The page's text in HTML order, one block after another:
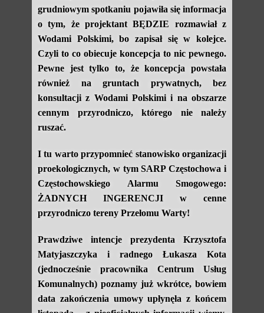
grudniowym spotkaniu pojawiła się informacja
o tym, że projektant BĘDZIE rozmawiał z
Wodami Polskimi, bo zapisał się w kolejce.
Czyli to co obiecuje koncepcja to nic pewnego.
Pewne jest tylko to, że koncepcja powstała
również na gruntach prywatnych, bez
konsultacji z Wodami Polskimi i na obszarze
cennym przyrodniczo, którego nie należy
ruszać.
I tu warto przypomnieć stanowisko organizacji
proekologicznych, w tym SARP Częstochowa i
Częstochowskiego Alarmu Smogowego:
ŻADNYCH INGERENCJI w cenne
przyrodniczo tereny Przełomu Warty!
Prawdziwe intencje prezydenta Krzysztofa
Matyjaszczyka i radnego Łukasza Kota
(jednocześnie pracownika Centrum Usług
Komunalnych) poznamy już wkrótce, bowiem
data zakończenia umowy upłynęła z końcem